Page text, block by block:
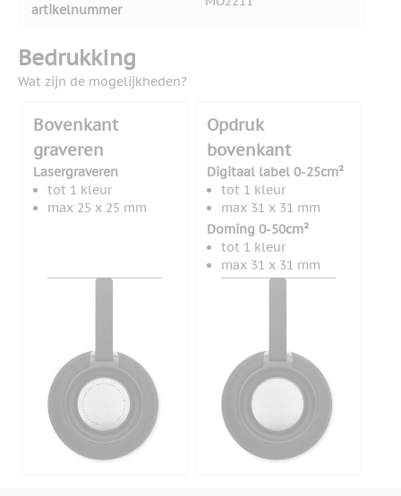
artikelnummer
Bedrukking
Wat zijn de mogelijkheden?
Bovenkant
graveren
Lasergraveren
tot 1 kleur
max 25 x 25 mm
Opdruk
bovenkant
Digitaal label 0-25cm²
tot 1 kleur
max 31 x 31 mm
Doming 0-50cm²
tot 1 kleur
max 31 x 31 mm